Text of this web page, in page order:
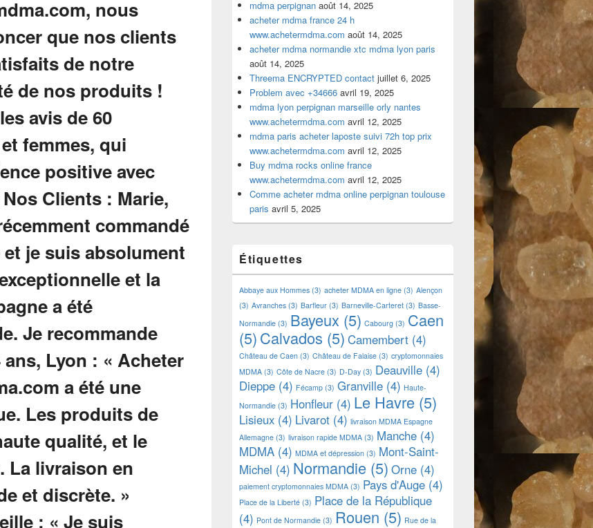
mdma perpignan août 14, 2025
acheter mdma france 24 h
www.achetermdma.com août 14, 2025
acheter mdma normandie xtc mdma lyon paris
août 14, 2025
Threema ENCRYPTED contact juillet 6, 2025
Problem avec +34666 avril 19, 2025
mdma lyon perpignan marseille orly nantes
www.achetermdma.com avril 12, 2025
mdma paris acheter laposte suivi 72h top prix
www.achetermdma.com avril 12, 2025
Buy mdma rocks online france
www.achetermdma.com avril 12, 2025
Comme acheter mdma online perpignan toulouse
paris avril 5, 2025
Étiquettes
Abbaye aux Hommes (3) acheter MDMA en ligne (3) Alençon
(3) Avranches (3) Barfleur (3) Barneville-Carteret (3) Basse-
Normandie (3) Bayeux (5) Cabourg (3) Caen
(5)Calvados (5) Camembert (4)
Château de Caen (3) Château de Falaise (3) cryptomonnaies
MDMA (3) Côte de Nacre (3) D-Day (3) Deauville (4)
Dieppe (4) Fécamp (3) Granville (4) Haute-
Normandie (3) Honfleur (4) Le Havre (5)
Lisieux (4) Livarot (4) livraison MDMA Espagne
Allemagne (3) livraison rapide MDMA (3) Manche (4)
MDMA (4) MDMA et dépression (3) Mont-Saint-
Michel (4) Normandie (5) Orne (4)
paiement cryptomonnaies MDMA (3) Pays d'Auge (4)
Place de la Liberté (3) Place de la République
(4) Pont de Normandie (3) Rouen (5) Rue de la